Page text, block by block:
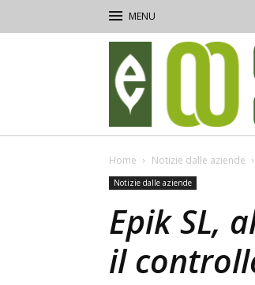
e
Olio
Home Notizie dalle aziende
Notizie dalle aziende
Epik SL,
il